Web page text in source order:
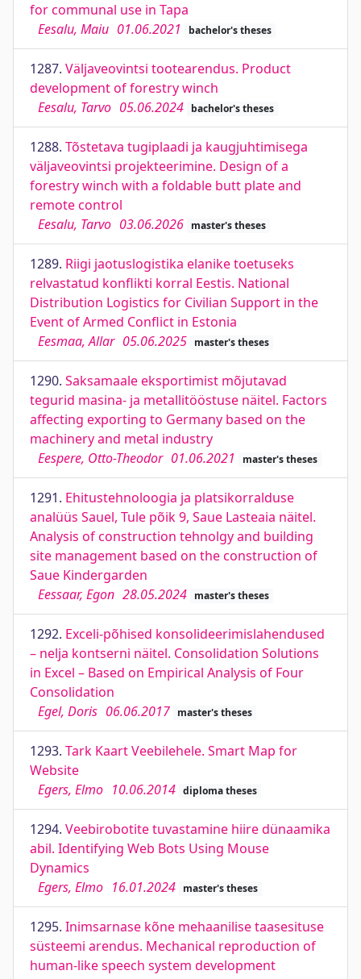
for communal use in Tapa
Eesalu, Maiu 01.06.2021 bachelor's theses
1287. Väljaveovintsi tootearendus. Product
development of forestry winch
Eesalu, Tarvo 05.06.2024 bachelor's theses
1288. Tõstetava tugiplaadi ja kaugjuhtimisega
väljaveovintsi projekteerimine. Design of a
forestry winch with a foldable butt plate and
remote control
Eesalu, Tarvo 03.06.2026 master's theses
1289. Riigi jaotuslogistika elanike toetuseks
relvastatud konflikti korral Eestis. National
Distribution Logistics for Civilian Support in the
Event of Armed Conflict in Estonia
Eesmaa, Allar 05.06.2025 master's theses
1290. Saksamaale eksportimist mõjutavad
tegurid masina- ja metallitööstuse näitel. Factors
affecting exporting to Germany based on the
machinery and metal industry
Eespere, Otto-Theodor 01.06.2021 master's theses
1291. Ehitustehnoloogia ja platsikorralduse
analüüs Sauel, Tule põik 9, Saue Lasteaia näitel.
Analysis of construction tehnolgy and building
site management based on the construction of
Saue Kindergarden
Eessaar, Egon 28.05.2024 master's theses
1292. Exceli-põhised konsolideerimislahendused
– nelja kontserni näitel. Consolidation Solutions
in Excel – Based on Empirical Analysis of Four
Consolidation
Egel, Doris 06.06.2017 master's theses
1293. Tark Kaart Veebilehele. Smart Map for
Website
Egers, Elmo 10.06.2014 diploma theses
1294. Veebirobotite tuvastamine hiire dünaamika
abil. Identifying Web Bots Using Mouse
Dynamics
Egers, Elmo 16.01.2024 master's theses
1295. Inimsarnase kõne mehaanilise taasesituse
süsteemi arendus. Mechanical reproduction of
human-like speech system development